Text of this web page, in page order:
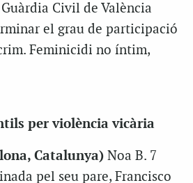
Civil de València
el grau de participació
Feminicidi no íntim,
per violència vicària
Catalunya) Noa B. 7
pel seu pare, Francisco